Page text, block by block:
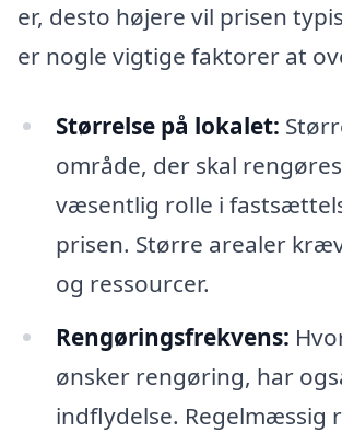
er, desto højere vil prisen
er nogle vigtige faktorer at
Størrelse på lokalet:
område, der skal
væsentlig rolle i
prisen. Større arealer
og ressourcer.
Rengøringsfrekvens:
ønsker rengøring, har
indflydelse. Regelmæssig